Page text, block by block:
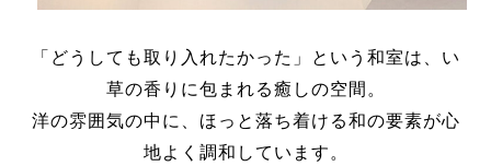
「どうしても取り入れたかった」という和室は、い
草の香りに包まれる癒しの空間。
洋の雰囲気の中に、ほっと落ち着ける和の要素が心
地よく調和しています。